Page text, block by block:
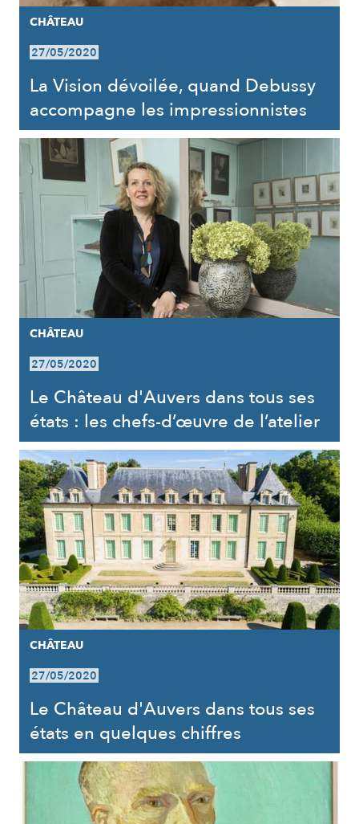
CHÂTEAU
27/05/2020
La Vision dévoilée, quand Debussy
accompagne les impressionnistes
CHÂTEAU
27/05/2020
Le Château d'Auvers dans tous ses
états : les chefs-d’œuvre de l’atelier
CHÂTEAU
27/05/2020
Le Château d'Auvers dans tous ses
états en quelques chiffres